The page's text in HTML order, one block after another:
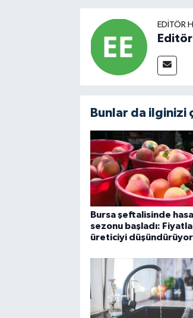
EDITÖR
Bunlar da ilginizi
Bursa şeftalisinde
sezonu başladı:
üreticiyi düşündürüyor